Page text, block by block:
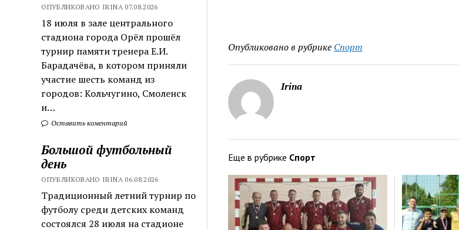
ОПУБЛИКОВАНО IRINA 07.08.2026
18 июля в зале центрального
стадиона города Орёл прошёл
турнир памяти тренера Е.И.
Барадачёва, в котором приняли
участие шесть команд из
городов: Кольчугино, Смоленск
и…
Оставить коментарий
Большой футбольный
день
ОПУБЛИКОВАНО IRINA 06.08.2026
Традиционный летний турнир по
футболу среди детских команд
состоялся 28 июля на стадионе
Опубликовано в рубрике Спорт
Irina
Еще в рубрике Спорт